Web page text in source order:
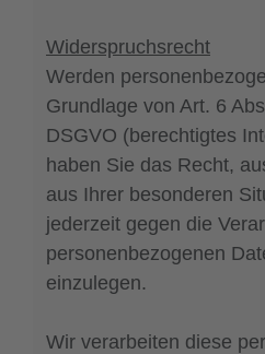
Widerspruchsrecht
Werden
Grundlage von Art. 6
DSGVO (berechtigtes
haben Sie das Recht,
aus Ihrer besonderen
jederzeit gegen die
personenbezogenen
einzulegen.
Wir verarbeiten diese